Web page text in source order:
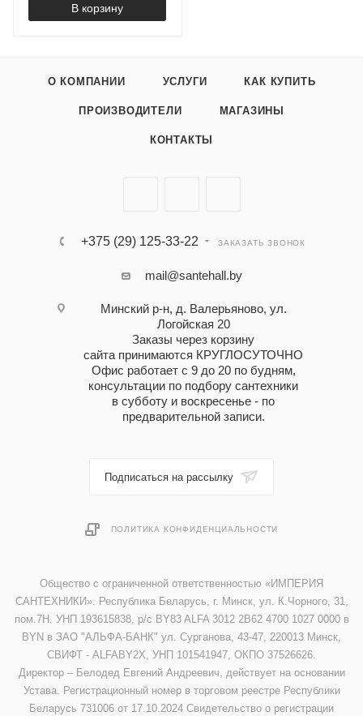
В корзину
О КОМПАНИИ УСЛУГИ КАК КУПИТЬ
ПРОИЗВОДИТЕЛИ МАГАЗИНЫ
КОНТАКТЫ
+375 (29) 125-33-22 ЗАКАЗАТЬ ЗВОНОК
mail@santehall.by
Минский р-н, д. Валерьяново, ул.
Логойская 20
Заказы через корзину
сайта принимаются КРУГЛОСУТОЧНО
Офис работает с 9 до 20 по будням,
консультации по подбору сантехники
в субботу и воскресенье - по
предварительной записи.
Подписаться на рассылку
ПОЛИТИКА КОНФИДЕНЦИАЛЬНОСТИ
Общество с ограниченной ответственностью «ИМПЕРИЯ
САНТЕХНИКИ». Республика Беларусь, г. Минск, ул. К.Чорного, 31,
пом.7Н. УНП 193615838, р/с BY83 ALFA 3012 2B62 4700 1027 0000 в
BYN в ЗАО "АЛЬФА-БАНК" ул. Сурганова, 43-47, 220013 Минск,
СВИФТ - ALFABY2X, УНП 101541947, ОКПО 37526626.
Директор – Белодед Евгений Андреевич, действует на основании
Устава. Регистрационный номер в торговом реестре Республики
Беларусь 731006 от 17.10.2024 Свидетельство о регистрации